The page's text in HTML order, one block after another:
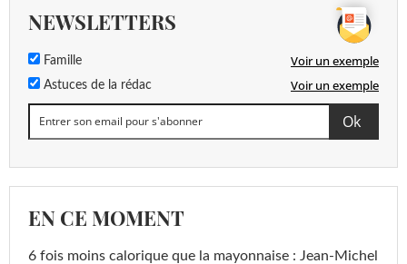
NEWSLETTERS
Famille Voir un exemple
Astuces de la rédac Voir un exemple
EN CE MOMENT
6 fois moins calorique que la mayonnaise : Jean-Michel